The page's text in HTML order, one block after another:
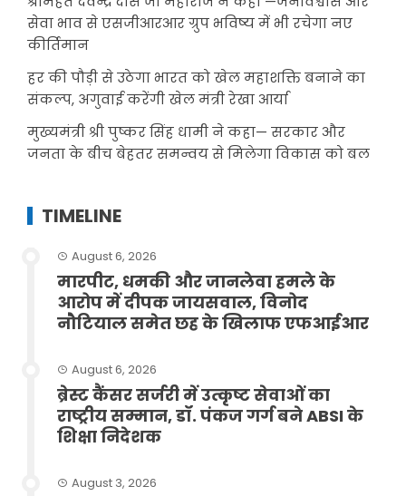
सेवा भाव से एसजीआरआर ग्रुप भविष्य में भी रचेगा नए
कीर्तिमान
हर की पौड़ी से उठेगा भारत को खेल महाशक्ति बनाने का
संकल्प, अगुवाई करेंगी खेल मंत्री रेखा आर्या
मुख्यमंत्री श्री पुष्कर सिंह धामी ने कहा— सरकार और
जनता के बीच बेहतर समन्वय से मिलेगा विकास को बल
TIMELINE
August 6, 2026
मारपीट, धमकी और जानलेवा हमले के
आरोप में दीपक जायसवाल, विनोद
नौटियाल समेत छह के खिलाफ एफआईआर
August 6, 2026
ब्रेस्ट कैंसर सर्जरी में उत्कृष्ट सेवाओं का
राष्ट्रीय सम्मान, डॉ. पंकज गर्ग बने ABSI के
शिक्षा निदेशक
August 3, 2026